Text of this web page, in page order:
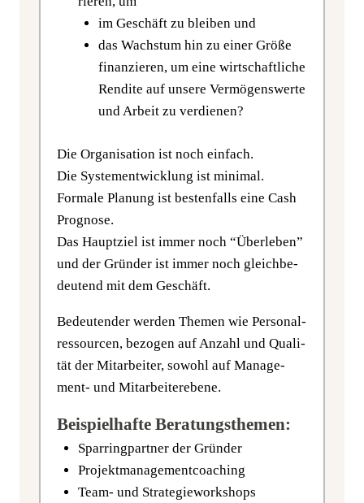
im Geschäft zu blei­ben und
das Wachs­tum hin zu einer Grö­ße
finan­zie­ren, um eine wirt­schaft­li­che
Ren­di­te auf unse­re Ver­mö­gens­wer­te
und Arbeit zu verdienen?
Die Orga­ni­sa­ti­on ist noch ein­fach.
Die Sys­tem­ent­wick­lung ist mini­mal.
For­ma­le Pla­nung ist bes­ten­falls eine Cash
Pro­gno­se.
Das Haupt­ziel ist immer noch “Über­le­ben”
und der Grün­der ist immer noch gleich­be­
deu­tend mit dem Geschäft.
Bedeu­ten­der wer­den The­men wie Per­so­nal­
res­sour­cen, bezo­gen auf Anzahl und Qua­li­
tät der Mit­ar­bei­ter, sowohl auf Manage­
ment- und Mitarbeiterebene.
Beispielhafte Beratungsthemen:
Spar­ring­part­ner der Gründer
Pro­jekt­ma­nage­ment­coa­ching
Team- und Strategieworkshops